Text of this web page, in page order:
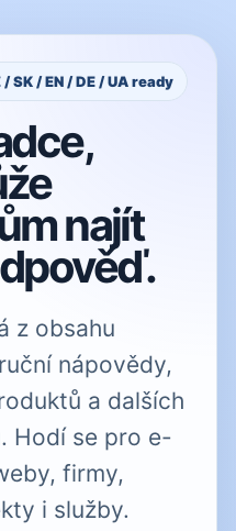
/ SK / EN / DE / UA ready
najít
z obsahu
nápovědy,
a dalších
Hodí se pro e-
firmy,
i služby.